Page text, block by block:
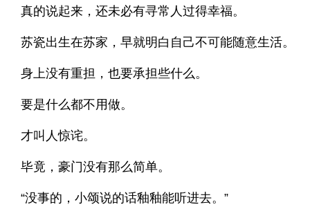
真的说起来，还未必有寻常人过得幸福。
苏瓷出生在苏家，早就明白自己不可能随意生活。
身上没有重担，也要承担些什么。
要是什么都不用做。
才叫人惊诧。
毕竟，豪门没有那么简单。
“没事的，小颂说的话釉釉能听进去。”